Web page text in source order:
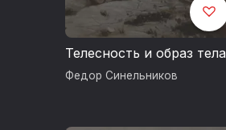
Телесность и образ тела
Федор Синельников